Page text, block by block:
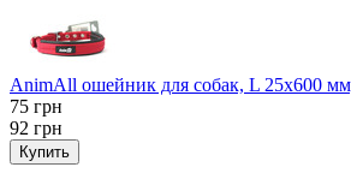
AnimAll ошейник для собак, L 25x600
75 грн
92 грн
Купить